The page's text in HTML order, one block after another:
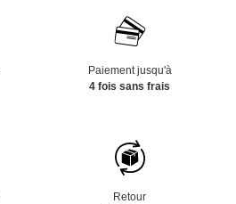
Paiement jusqu'à
4 fois sans frais
Retour